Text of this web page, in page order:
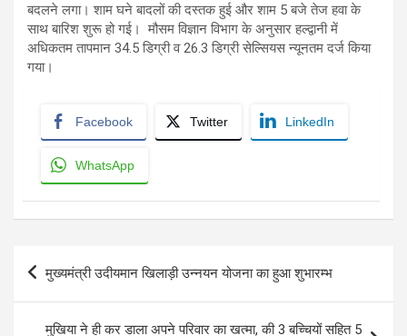
बदलने लगा। शाम घने बादलों की दस्तक हुई और शाम 5 बजे तेज हवा के
साथ बारिश शुरू हो गई। मौसम विज्ञान विभाग के अनुसार हल्द्वानी में
अधिकतम तापमान 34.5 डिग्री व 26.3 डिग्री सेल्सियस न्यूनतम दर्ज किया
गया।
Facebook Twitter LinkedIn
WhatsApp
Post
navigation
मुख्यमंत्री उदीयमान खिलाड़ी उन्नयन योजना का हुआ शुभारम्भ
मुखिया ने ही कर डाला अपने परिवार का खत्मा, की 3 बच्चियों सहित 5